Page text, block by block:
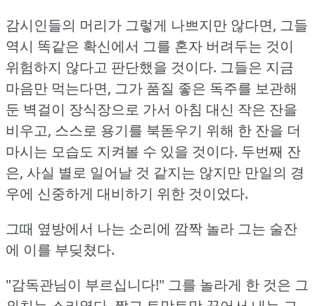
감시인들의 머리가 그렇게 나쁘지만 않다면, 그들
역시 똑같은 확신에서 그를 혼자 버려두는 것이
위험하지 않다고 판단했을 것이다. 그들은 지금
마음만 먹는다면, 그가 품질 좋은 독주를 보관해
둔 벽걸이 장식장으로 가서 아침 대신 작은 잔을
비우고, 스스로 용기를 북돋우기 위해 한 잔을 더
마시는 모습도 지켜볼 수 있을 것이다. 두번째 잔
은, 사실 별로 일어날 것 같지는 않지만 만일의 경
우에 신중하게 대비하기 위한 것이었다.
그때 옆방에서 나는 소리에 깜짝 놀라 그는 술잔
에 이를 부딪쳤다.
"감독관님이 부르십니다!" 그를 놀라게 한 것은 그